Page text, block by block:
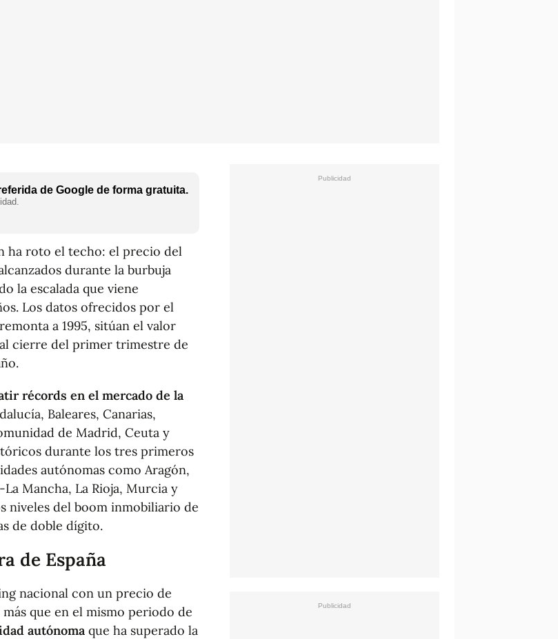
de Google de forma gratuita.
ha roto el techo: el precio del
durante la burbuja
la escalada que viene
Los datos ofrecidos por el
a 1995, sitúan el valor
cierre del primer trimestre de
récords en el mercado de la
Baleares, Canarias,
de Madrid, Ceuta y
durante los tres primeros
autónomas como Aragón,
Mancha, La Rioja, Murcia y
niveles del boom inmobiliario de
de doble dígito.
de España
nacional con un precio de
que en el mismo periodo de
autónoma que ha superado la